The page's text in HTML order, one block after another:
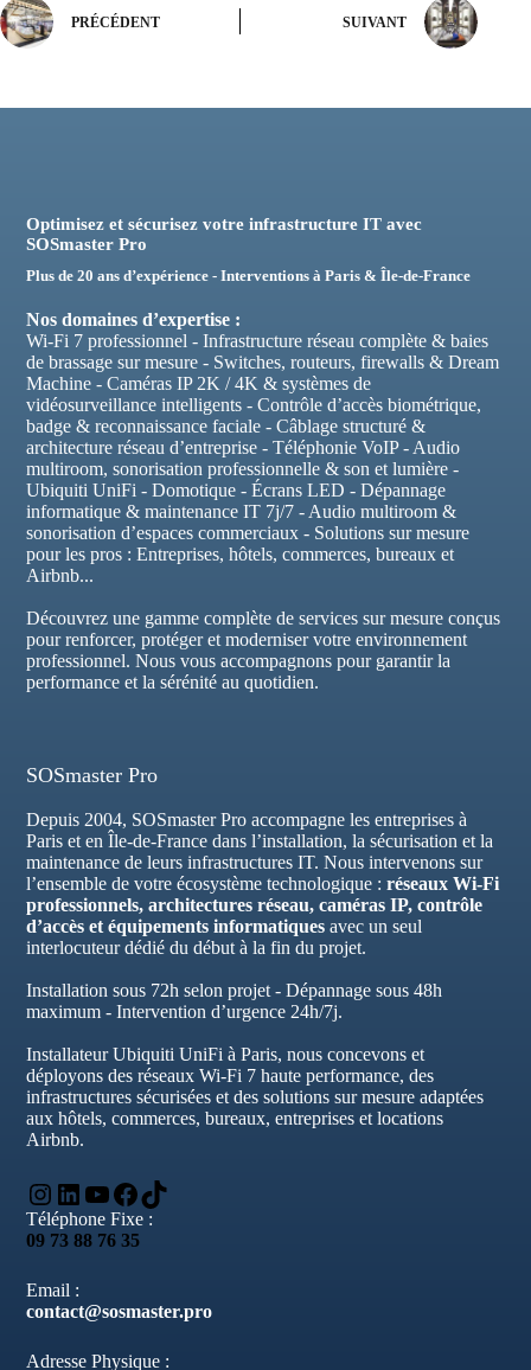
de
vidéosurveillance
3
PRÉCÉDENT SUIVANT
Optimisez et sécurisez votre infrastructure IT avec
SOSmaster Pro
Plus de 20 ans d’expérience - Interventions à Paris & Île-de-France
Nos domaines d’expertise :
Wi-Fi 7 professionnel - Infrastructure réseau complète & baies
de brassage sur mesure - Switches, routeurs, firewalls & Dream
Machine - Caméras IP 2K / 4K & systèmes de
vidéosurveillance intelligents - Contrôle d’accès biométrique,
badge & reconnaissance faciale - Câblage structuré &
architecture réseau d’entreprise - Téléphonie VoIP - Audio
multiroom, sonorisation professionnelle & son et lumière -
Ubiquiti UniFi - Domotique - Écrans LED - Dépannage
informatique & maintenance IT 7j/7 - Audio multiroom &
sonorisation d’espaces commerciaux - Solutions sur mesure
pour les pros : Entreprises, hôtels, commerces, bureaux et
Airbnb...
Découvrez une gamme complète de services sur mesure conçus
pour renforcer, protéger et moderniser votre environnement
professionnel. Nous vous accompagnons pour garantir la
performance et la sérénité au quotidien.
SOSmaster Pro
Depuis 2004, SOSmaster Pro accompagne les entreprises à
Paris et en Île-de-France dans l’installation, la sécurisation et la
maintenance de leurs infrastructures IT. Nous intervenons sur
l’ensemble de votre écosystème technologique :réseaux Wi-Fi
professionnels, architectures réseau, caméras IP, contrôle
d’accès et équipements informatiques avec un seul
interlocuteur dédié du début à la fin du projet.
Installation sous 72h selon projet - Dépannage sous 48h
maximum - Intervention d’urgence 24h/7j.
Installateur Ubiquiti UniFi à Paris, nous concevons et
déployons des réseaux Wi-Fi 7 haute performance, des
infrastructures sécurisées et des solutions sur mesure adaptées
aux hôtels, commerces, bureaux, entreprises et locations
Airbnb.
Instagram
LinkedIn
YouTube
Facebook
TikTok
Téléphone Fixe :
09 73 88 76 35
Email :
contact@sosmaster.pro
Adresse Physique :